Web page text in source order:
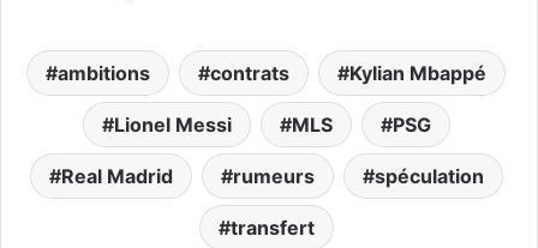
ambitions contrats Kylian Mbappé
Lionel Messi MLS PSG
Real Madrid rumeurs spéculation
transfert